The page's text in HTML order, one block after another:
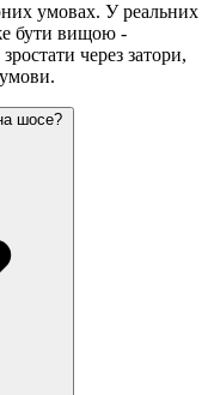
умовах. У реальних
бути вищою -
через затори,
шосе?